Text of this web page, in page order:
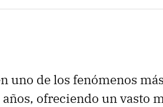
uno de los fenómenos
ofreciendo un vasto